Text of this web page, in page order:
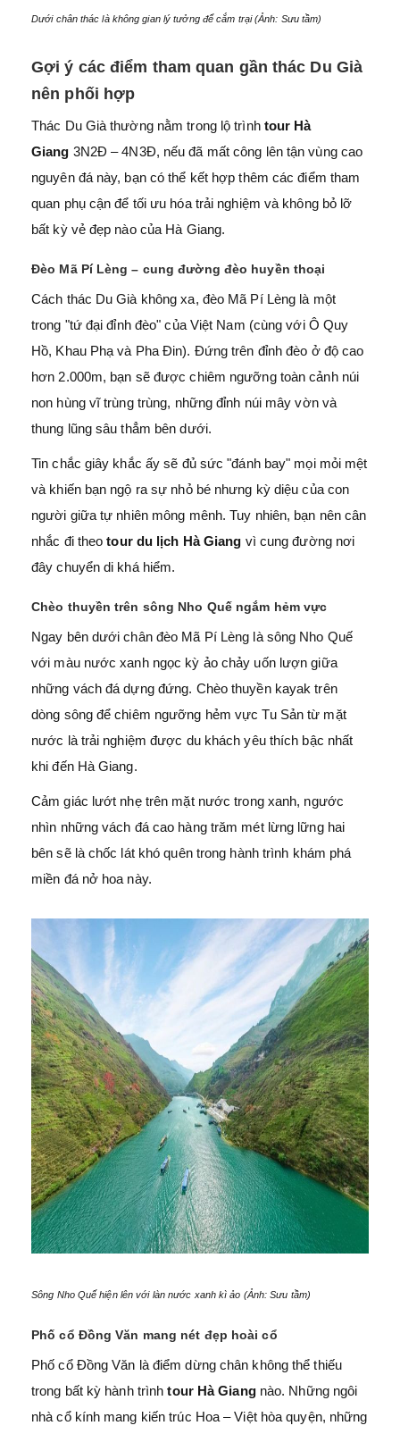
Dưới chân thác là không gian lý tưởng để cắm trại (Ảnh: Sưu tầm)
Gợi ý các điểm tham quan gần thác Du Già
nên phối hợp
Thác Du Già thường nằm trong lộ trình tour Hà
Giang 3N2Đ – 4N3Đ, nếu đã mất công lên tận vùng cao
nguyên đá này, bạn có thể kết hợp thêm các điểm tham
quan phụ cận để tối ưu hóa trải nghiệm và không bỏ lỡ
bất kỳ vẻ đẹp nào của Hà Giang.
Đèo Mã Pí Lèng – cung đường đèo huyền thoại
Cách thác Du Già không xa, đèo Mã Pí Lèng là một
trong "tứ đại đỉnh đèo" của Việt Nam (cùng với Ô Quy
Hồ, Khau Phạ và Pha Đin). Đứng trên đỉnh đèo ở độ cao
hơn 2.000m, bạn sẽ được chiêm ngưỡng toàn cảnh núi
non hùng vĩ trùng trùng, những đỉnh núi mây vờn và
thung lũng sâu thẳm bên dưới.
Tin chắc giây khắc ấy sẽ đủ sức "đánh bay" mọi mỏi mệt
và khiến bạn ngộ ra sự nhỏ bé nhưng kỳ diệu của con
người giữa tự nhiên mông mênh. Tuy nhiên, bạn nên cân
nhắc đi theo tour du lịch Hà Giang vì cung đường nơi
đây chuyển di khá hiểm.
Chèo thuyền trên sông Nho Quế ngắm hẻm vực
Ngay bên dưới chân đèo Mã Pí Lèng là sông Nho Quế
với màu nước xanh ngọc kỳ ảo chảy uốn lượn giữa
những vách đá dựng đứng. Chèo thuyền kayak trên
dòng sông để chiêm ngưỡng hẻm vực Tu Sản từ mặt
nước là trải nghiệm được du khách yêu thích bậc nhất
khi đến Hà Giang.
Cảm giác lướt nhẹ trên mặt nước trong xanh, ngước
nhìn những vách đá cao hàng trăm mét lừng lững hai
bên sẽ là chốc lát khó quên trong hành trình khám phá
miền đá nở hoa này.
Sông Nho Quế hiện lên với làn nước xanh kì ảo (Ảnh: Sưu tầm)
Phố cổ Đồng Văn mang nét đẹp hoài cổ
Phố cổ Đồng Văn là điểm dừng chân không thể thiếu
trong bất kỳ hành trình tour Hà Giang nào. Những ngôi
nhà cổ kính mang kiến trúc Hoa – Việt hòa quyện, những